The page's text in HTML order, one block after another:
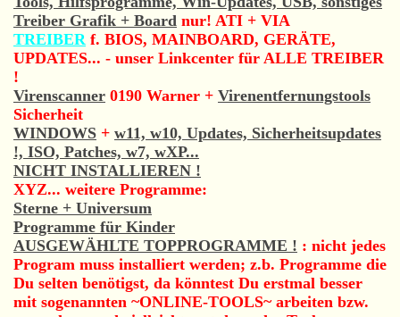
Treiber Grafik + Board nur! ATI + VIA
TREIBER f. BIOS, MAINBOARD, GERÄTE,
UPDATES... - unser Linkcenter für ALLE TREIBER
!
Virenscanner 0190 Warner + Virenentfernungstools
Sicherheit
WINDOWS + w11, w10, Updates, Sicherheitsupdates
!, ISO, Patches, w7, wXP...
NICHT INSTALLIEREN !
XYZ... weitere Programme:
Sterne + Universum
Programme für Kinder
AUSGEWÄHLTE TOPPROGRAMME ! : nicht jedes
Program muss installiert werden; z.b. Programme die
Du selten benötigst, da könntest Du erstmal besser
mit sogenannten ~ONLINE-TOOLS~ arbeiten bzw.